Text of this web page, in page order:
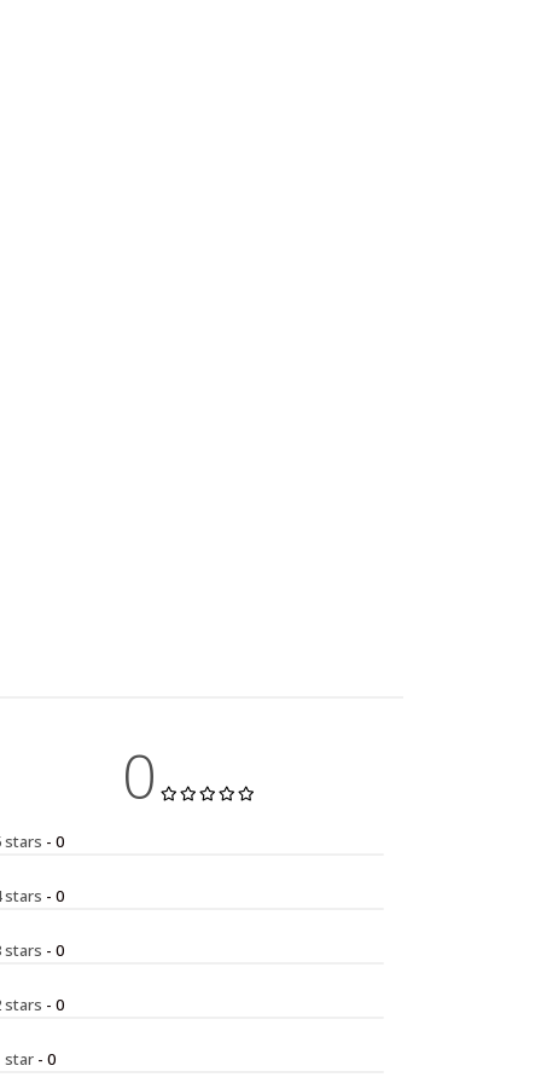
0
stars - 0
stars - 0
stars - 0
stars - 0
star - 0